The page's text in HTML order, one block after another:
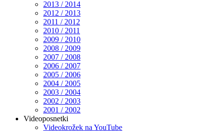
2013 / 2014
2012 / 2013
2011 / 2012
2010 / 2011
2009 / 2010
2008 / 2009
2007 / 2008
2006 / 2007
2005 / 2006
2004 / 2005
2003 / 2004
2002 / 2003
2001 / 2002
Videoposnetki
Videokrožek na YouTube